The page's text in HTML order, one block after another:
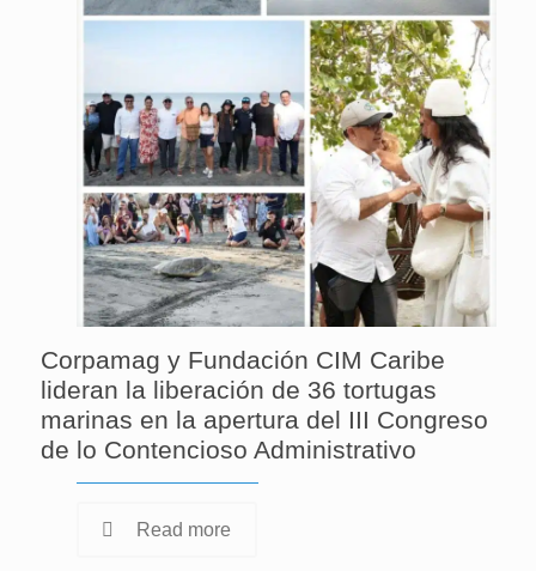
Corpamag y Fundación CIM Caribe
lideran la liberación de 36 tortugas
marinas en la apertura del III Congreso
de lo Contencioso Administrativo
Read more